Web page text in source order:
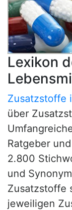
Lexikon
Zusatzstoffe
über
Ratgeber
2.800
und
Zusatzstoffe
jeweiligen